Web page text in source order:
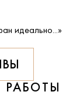
идеально...»